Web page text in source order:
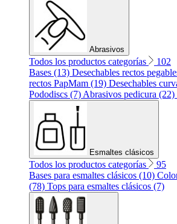
Abrasivos
Todos los productos categorías
102
Bases (13) Desechables rectos
rectos PapMam (19) Desechables
Pododiscs (7) Abrasivos pedicura (22)
Esmaltes clásicos
Todos los productos categorías
95
Bases para esmaltes clásicos (10)
(78) Tops para esmaltes clásicos (7)